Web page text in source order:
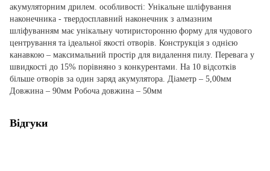
акумуляторним дрилем. особливості: Унікальне шліфування
наконечника - твердосплавний наконечник з алмазним
шліфуванням має унікальну чотиристоронню форму для чудового
центрування та ідеальної якості отворів. Конструкція з однією
канавкою – максимальний простір для видалення пилу. Перевага у
швидкості до 15% порівняно з конкурентами. На 10 відсотків
більше отворів за один заряд акумулятора. Діаметр – 5,00мм
Довжина – 90мм Робоча довжина – 50мм
Відгуки